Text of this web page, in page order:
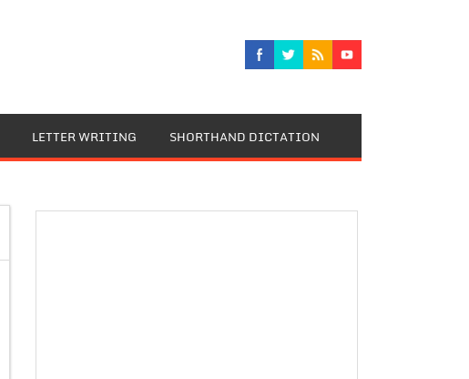
LETTER WRITING SHORTHAND DICTATION